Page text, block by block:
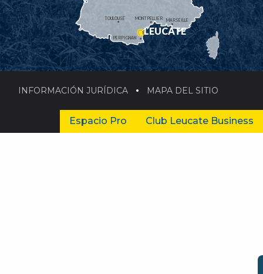
MONTPELLIER
PERPIGNAN
MARSEILLE
TOULOUSE
LEUCATE
INFORMACIÓN JURÍDICA MAPA DEL SITIO
Espacio Pro Club Leucate Business